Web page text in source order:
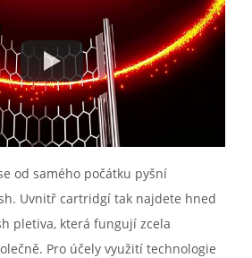
od samého počátku pyšní
Uvnitř cartridgí tak najdete hned
pletiva, která fungují zcela
Pro účely využití technologie